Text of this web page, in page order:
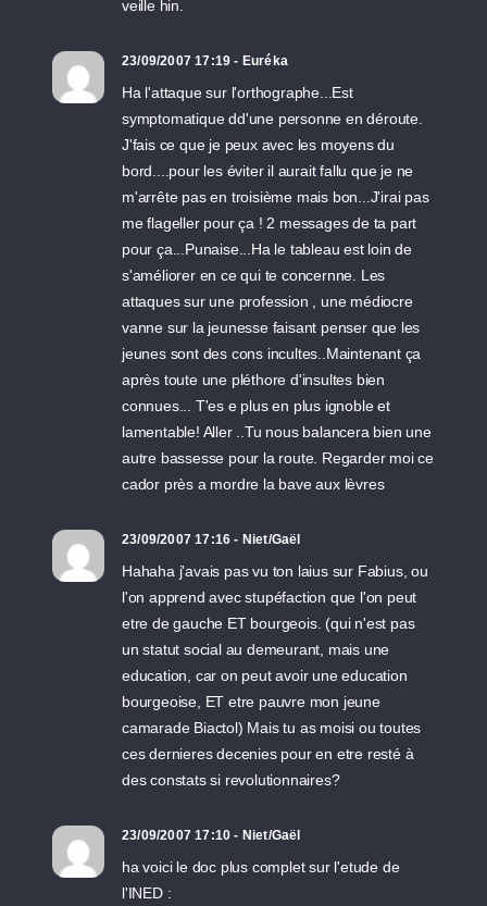
veille hin.
23/09/2007 17:19 - Euréka
Ha l'attaque sur l'orthographe...Est
symptomatique dd'une personne en déroute.
J'fais ce que je peux avec les moyens du
bord....pour les éviter il aurait fallu que je ne
m'arrête pas en troisième mais bon...J'irai pas
me flageller pour ça ! 2 messages de ta part
pour ça...Punaise...Ha le tableau est loin de
s'améliorer en ce qui te concernne. Les
attaques sur une profession , une médiocre
vanne sur la jeunesse faisant penser que les
jeunes sont des cons incultes..Maintenant ça
après toute une pléthore d'insultes bien
connues... T'es e plus en plus ignoble et
lamentable! Aller ..Tu nous balancera bien une
autre bassesse pour la route. Regarder moi ce
cador près a mordre la bave aux lèvres
23/09/2007 17:16 - Niet/Gaël
Hahaha j'avais pas vu ton laius sur Fabius, ou
l'on apprend avec stupéfaction que l'on peut
etre de gauche ET bourgeois. (qui n'est pas
un statut social au demeurant, mais une
education, car on peut avoir une education
bourgeoise, ET etre pauvre mon jeune
camarade Biactol) Mais tu as moisi ou toutes
ces dernieres decenies pour en etre resté à
des constats si revolutionnaires?
23/09/2007 17:10 - Niet/Gaël
ha voici le doc plus complet sur l'etude de
l'INED :